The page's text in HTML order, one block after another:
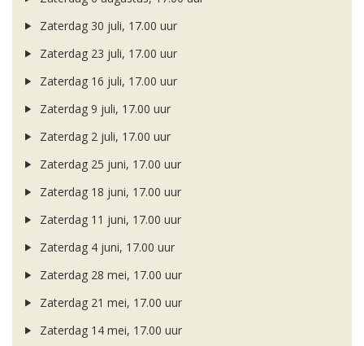
Zaterdag 30 juli, 17.00 uur
Zaterdag 23 juli, 17.00 uur
Zaterdag 16 juli, 17.00 uur
Zaterdag 9 juli, 17.00 uur
Zaterdag 2 juli, 17.00 uur
Zaterdag 25 juni, 17.00 uur
Zaterdag 18 juni, 17.00 uur
Zaterdag 11 juni, 17.00 uur
Zaterdag 4 juni, 17.00 uur
Zaterdag 28 mei, 17.00 uur
Zaterdag 21 mei, 17.00 uur
Zaterdag 14 mei, 17.00 uur